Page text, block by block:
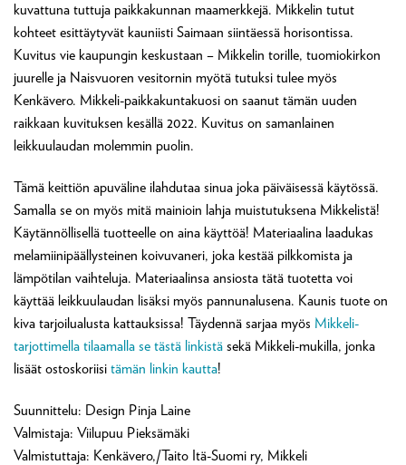
kuvattuna tuttuja paikkakunnan maamerkkejä. Mikkelin tutut
kohteet esittäytyvät kauniisti Saimaan siintäessä horisontissa.
Kuvitus vie kaupungin keskustaan – Mikkelin torille, tuomiokirkon
juurelle ja Naisvuoren vesitornin myötä tutuksi tulee myös
Kenkävero. Mikkeli-paikkakuntakuosi on saanut tämän uuden
raikkaan kuvituksen kesällä 2022. Kuvitus on samanlainen
leikkuulaudan molemmin puolin.
Tämä keittiön apuväline ilahdutaa sinua joka päiväisessä käytössä.
Samalla se on myös mitä mainioin lahja muistutuksena Mikkelistä!
Käytännöllisellä tuotteelle on aina käyttöä! Materiaalina laadukas
melamiinipäällysteinen koivuvaneri, joka kestää pilkkomista ja
lämpötilan vaihteluja. Materiaalinsa ansiosta tätä tuotetta voi
käyttää leikkuulaudan lisäksi myös pannunalusena. Kaunis tuote on
kiva tarjoilualusta kattauksissa! Täydennä sarjaa myös Mikkeli-
tarjottimella tilaamalla se tästä linkistä sekä Mikkeli-mukilla, jonka
lisäät ostoskoriisi tämän linkin kautta!
Suunnittelu: Design Pinja Laine
Valmistaja: Viilupuu Pieksämäki
Valmistuttaja: Kenkävero,/Taito Itä-Suomi ry, Mikkeli